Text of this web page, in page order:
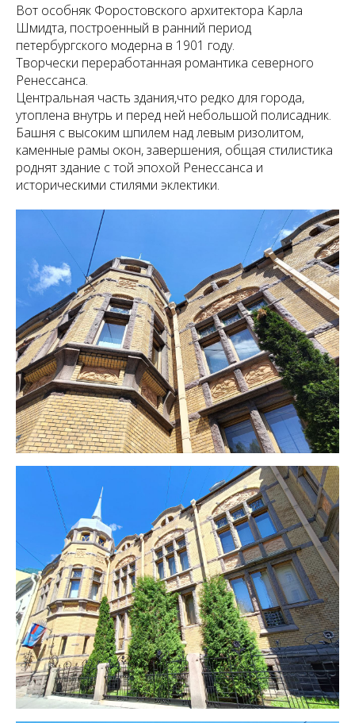
Вот особняк Форостовского архитектора Карла
Шмидта, построенный в ранний период
петербургского модерна в 1901 году.
Творчески переработанная романтика северного
Ренессанса.
Центральная часть здания,что редко для города,
утоплена внутрь и перед ней небольшой полисадник.
Башня с высоким шпилем над левым ризолитом,
каменные рамы окон, завершения, общая стилистика
роднят здание с той эпохой Ренессанса и
историческими стилями эклектики.